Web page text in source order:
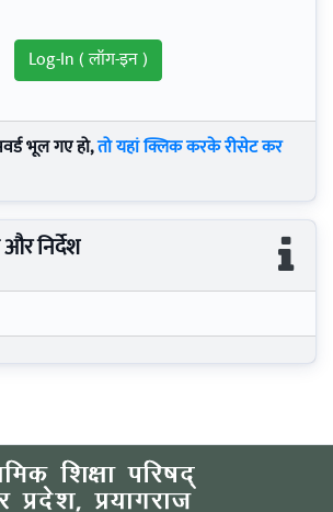
भूल गए हो,तो यहां क्लिक करके रीसेट कर
निर्देश